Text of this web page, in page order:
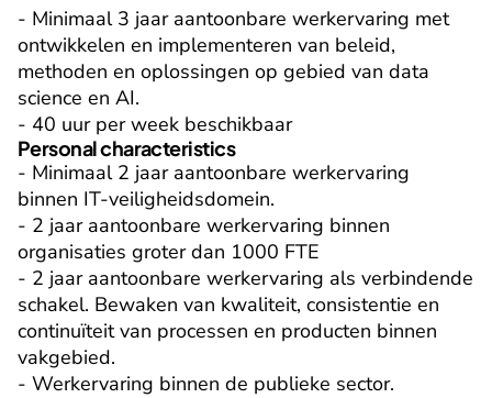
- Minimaal 3 jaar aantoonbare werkervaring met
ontwikkelen en implementeren van beleid,
methoden en oplossingen op gebied van data
science en AI.
- 40 uur per week beschikbaar
Personal characteristics
- Minimaal 2 jaar aantoonbare werkervaring
binnen IT-veiligheidsdomein.
- 2 jaar aantoonbare werkervaring binnen
organisaties groter dan 1000 FTE
- 2 jaar aantoonbare werkervaring als verbindende
schakel. Bewaken van kwaliteit, consistentie en
continuïteit van processen en producten binnen
vakgebied.
- Werkervaring binnen de publieke sector.